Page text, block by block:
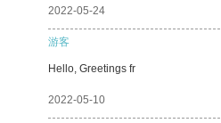
2022-05-24
游客
Hello, Greetings fr
2022-05-10